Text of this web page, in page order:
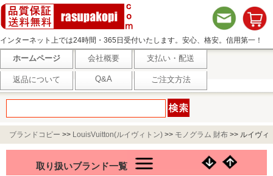
インターネット上では24時間・365日受付いたします。安心、格安。信用第一！
ホームページ 会社概要 支払い・配送
返品について Q&A ご注文方法
ブランドコピー >> LouisVuitton(ルイヴィトン) >> モノグラム 財布 >> ルイヴィ
トン 長財布 モノグラムアンプラント ジッピー・ウォレット ブラック M28791
ノワール取り扱いブランド一覧